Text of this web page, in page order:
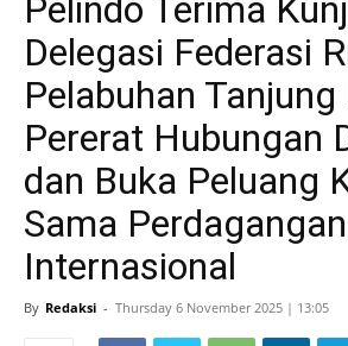
Pelindo Terima
Delegasi Federasi
Pelabuhan Tanjung
Pererat Hubungan
dan Buka Peluang
Sama Perdagangan
Internasional
By Redaksi - Thursday 6 November 2025 | 13:05